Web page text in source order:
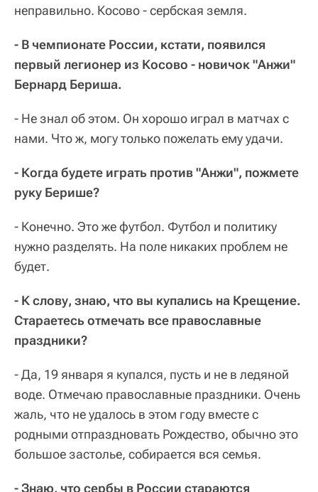
неправильно. Косово - сербская земля.
- В чемпионате России, кстати, появился
первый легионер из Косово - новичок "Анжи"
Бернард Бериша.
- Не знал об этом. Он хорошо играл в матчах с
нами. Что ж, могу только пожелать ему удачи.
- Когда будете играть против "Анжи", пожмете
руку Берише?
- Конечно. Это же футбол. Футбол и политику
нужно разделять. На поле никаких проблем не
будет.
- К слову, знаю, что вы купались на Крещение.
Стараетесь отмечать все православные
праздники?
- Да, 19 января я купался, пусть и не в ледяной
воде. Отмечаю православные праздники. Очень
жаль, что не удалось в этом году вместе с
родными отпраздновать Рождество, обычно это
большое застолье, собирается вся семья.
- Знаю, что сербы в России стараются